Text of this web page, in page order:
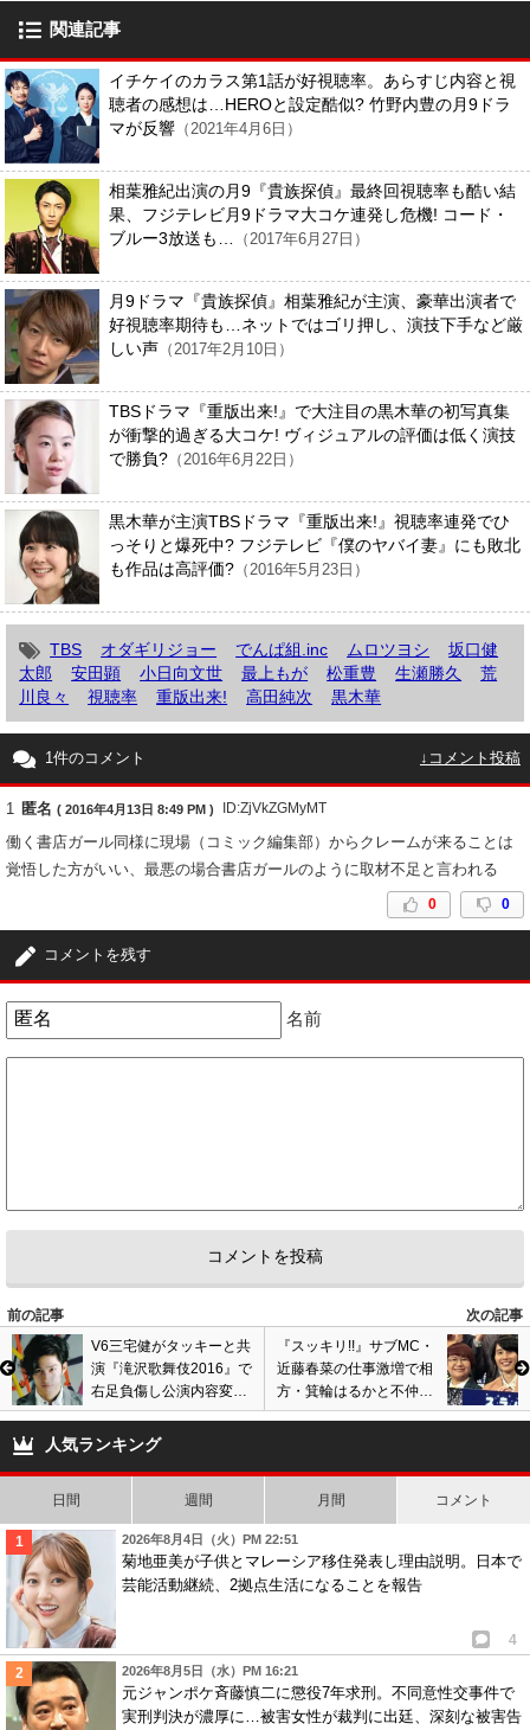
関連記事
イチケイのカラス第1話が好視聴率。あらすじ内容と視
聴者の感想は…HEROと設定酷似? 竹野内豊の月9ドラ
マが反響 （2021年4月6日）
相葉雅紀出演の月9『貴族探偵』最終回視聴率も酷い結
果、フジテレビ月9ドラマ大コケ連発し危機! コード・
ブルー3放送も…
（2017年6月27日）
月9ドラマ『貴族探偵』相葉雅紀が主演、豪華出演者で
好視聴率期待も…ネットではゴリ押し、演技下手など厳
しい声 （2017年2月10日）
TBSドラマ『重版出来!』で大注目の黒木華の初写真集
が衝撃的過ぎる大コケ! ヴィジュアルの評価は低く演技
で勝負? （2016年6月22日）
黒木華が主演TBSドラマ『重版出来!』視聴率連発でひ
っそりと爆死中? フジテレビ『僕のヤバイ妻』にも敗北
も作品は高評価? （2016年5月23日）
TBS オダギリジョー でんぱ組.inc ムロツヨシ
坂口健
太郎
安田顕 小日向文世 最上もが 松重豊 生瀬勝久
荒
川良々
視聴率 重版出来! 高田純次 黒木華
1件のコメント ↓コメント投稿
1 匿名 ( 2016年4月13日 8:49 PM ) ID:ZjVkZGMyMT
働く書店ガール同様に現場（コミック編集部）からクレームが来ることは
覚悟した方がいい、最悪の場合書店ガールのように取材不足と言われる
0 0
コメントを残す
名前
前の記事
次の記事
V6三宅健がタッキーと共
演『滝沢歌舞伎2016』で
右足負傷し公演内容変更
のトラブル…出演継続、
降板無いとの話もケガに
『スッキリ!!』サブMC・
近藤春菜の仕事激増で相
方・箕輪はるかと不仲
に? 収入格差は5倍以上で
人気ランキング
日間 週間 月間 コメント
2026年8月4日（火）PM 22:51
菊地亜美が子供とマレーシア移住発表し理由説明。日本で
芸能活動継続、2拠点生活になることを報告
4
2026年8月5日（水）PM 16:21
元ジャンポケ斉藤慎二に懲役7年求刑。不同意性交事件で
実刑判決が濃厚に…被害女性が裁判に出廷、深刻な被害告